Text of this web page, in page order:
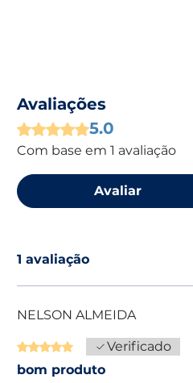
Avaliações
Rated 5 out of 5 stars.
5.0
Com base em 1 avaliação
Avaliar
1 avaliação
NELSON ALMEIDA
Rated 5 out of 5 stars.Verificado
bom produto